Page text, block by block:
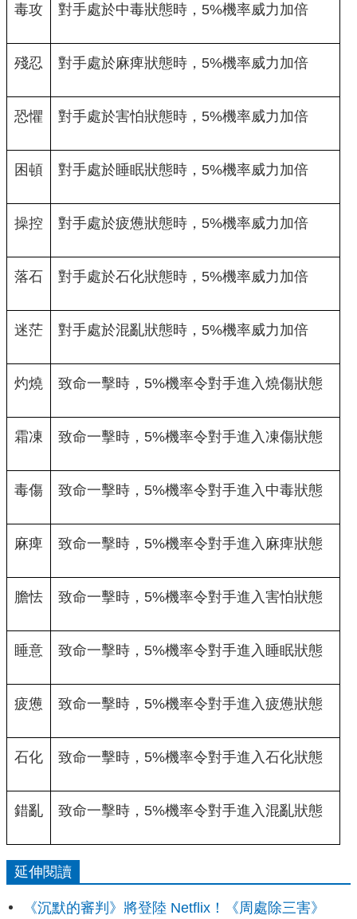
毒攻 對手處於中毒狀態時，5%機率威力加倍
殘忍 對手處於麻痺狀態時，5%機率威力加倍
恐懼 對手處於害怕狀態時，5%機率威力加倍
困頓 對手處於睡眠狀態時，5%機率威力加倍
操控 對手處於疲憊狀態時，5%機率威力加倍
落石 對手處於石化狀態時，5%機率威力加倍
迷茫 對手處於混亂狀態時，5%機率威力加倍
灼燒 致命一擊時，5%機率令對手進入燒傷狀態
霜凍 致命一擊時，5%機率令對手進入凍傷狀態
毒傷 致命一擊時，5%機率令對手進入中毒狀態
麻痺 致命一擊時，5%機率令對手進入麻痺狀態
膽怯 致命一擊時，5%機率令對手進入害怕狀態
睡意 致命一擊時，5%機率令對手進入睡眠狀態
疲憊 致命一擊時，5%機率令對手進入疲憊狀態
石化 致命一擊時，5%機率令對手進入石化狀態
錯亂 致命一擊時，5%機率令對手進入混亂狀態
延伸閱讀
《沉默的審判》將登陸 Netflix！《周處除三害》